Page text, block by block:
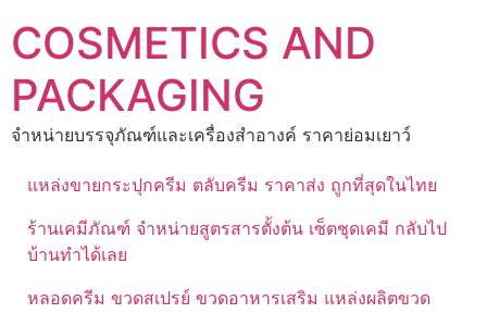
to
content
COSMETICS AND
PACKAGING
จำหน่ายบรรจุภัณฑ์และเครื่องสำอางค์ ราคาย่อมเยาว์
แหล่งขายกระปุกครีม ตลับครีม ราคาส่ง ถูกที่สุดในไทย
ร้านเคมีภัณฑ์ จำหน่ายสูตรสารตั้งต้น เซ็ตชุดเคมี กลับไป
บ้านทำได้เลย
หลอดครีม ขวดสเปรย์ ขวดอาหารเสริม แหล่งผลิตขวด